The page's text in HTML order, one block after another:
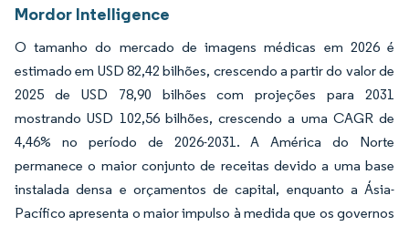
Mordor Intelligence
O tamanho do mercado de imagens médicas em 2026 é
estimado em USD 82,42 bilhões, crescendo a partir do valor de
2025 de USD 78,90 bilhões com projeções para 2031
mostrando USD 102,56 bilhões, crescendo a uma CAGR de
4,46% no período de 2026-2031. A América do Norte
permanece o maior conjunto de receitas devido a uma base
instalada densa e orçamentos de capital, enquanto a Ásia-
Pacífico apresenta o maior impulso à medida que os governos